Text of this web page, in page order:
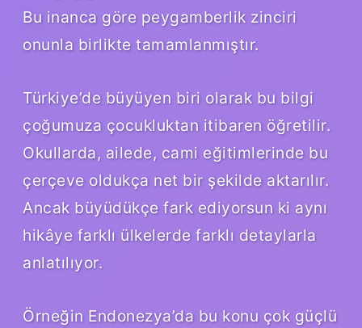
Bu inanca göre peygamberlik zinciri
onunla birlikte tamamlanmıştır.
Türkiye’de büyüyen biri olarak bu bilgi
çoğumuza çocukluktan itibaren öğretilir.
Okullarda, ailede, cami eğitimlerinde bu
çerçeve oldukça net bir şekilde aktarılır.
Ancak büyüdükçe fark ediyorsun ki aynı
hikâye farklı ülkelerde farklı detaylarla
anlatılıyor.
Örneğin Endonezya’da bu konu çok güçlü